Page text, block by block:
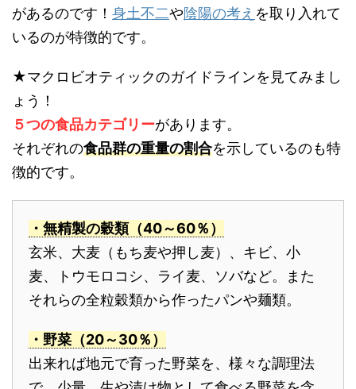
があるのです！ 身土不二や陰陽の考え を取り入れて
いるのが特徴的です。
★マクロビオティックのガイドラインを見てみまし
ょう！
５つの食品カテゴリーがあります。
それぞれの食品群の重量の割合を示しているのも特
徴的です。
・無精製の穀類（40～60％）
玄米、大麦（もち麦や押し麦）、キビ、小
麦、トウモロコシ、ライ麦、ソバなど。また
それらの全粒穀類から作ったパンや麺類。
・野菜（20～30％）
出来れば地元で育った野菜を、様々な調理法